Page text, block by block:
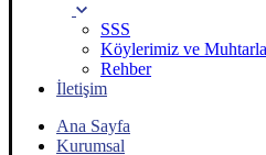
SSS
Köylerimiz ve
Rehber
İletişim
Ana Sayfa
Kurumsal